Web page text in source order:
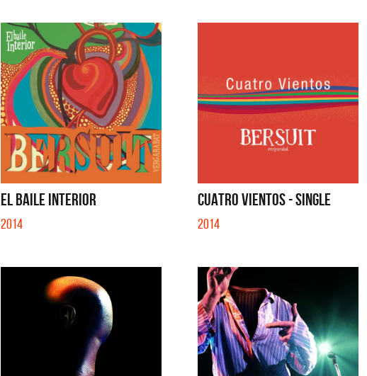
EL BAILE INTERIOR
2014
CUATRO VIENTOS - SINGLE
2014